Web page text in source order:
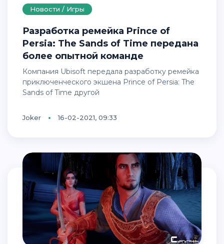
Новости / Игры
Разработка ремейка Prince of
Persia: The Sands of Time передана
более опытной команде
Компания Ubisoft передала разработку ремейка
приключенческого экшена Prince of Persia: The
Sands of Time другой
Joker 16-02-2021, 09:33